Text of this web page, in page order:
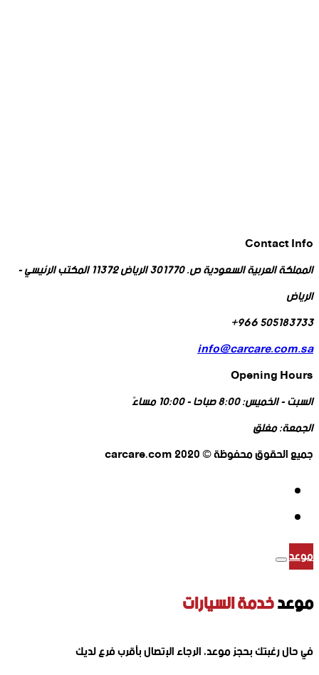
Contact Info
المملكة العربية السعودية ص. 301770 الرياض 11372 المكتب الرئيسي -
الرياض
505183733 966+
info@carcare.com.sa
Opening Hours
السبت - الخميس:8:00 صباحا - 10:00 مساءً
الجمعة:مغلق
جميع الحقوق محفوظة © 2020 carcare.com
موعد
موعدخدمة السيارات
في حال رغبتك بحجز موعد، الرجاء الإتصال بأقرب فرع لديك